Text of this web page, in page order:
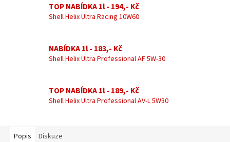
TOP NABÍDKA 1l - 194,- Kč
Shell Helix Ultra Racing 10W60
NABÍDKA 1l - 183,- Kč
Shell Helix Ultra Professional AF 5W-30
TOP NABÍDKA 1l - 189,- Kč
Shell Helix Ultra Professional AV-L 5W30
Popis Diskuze